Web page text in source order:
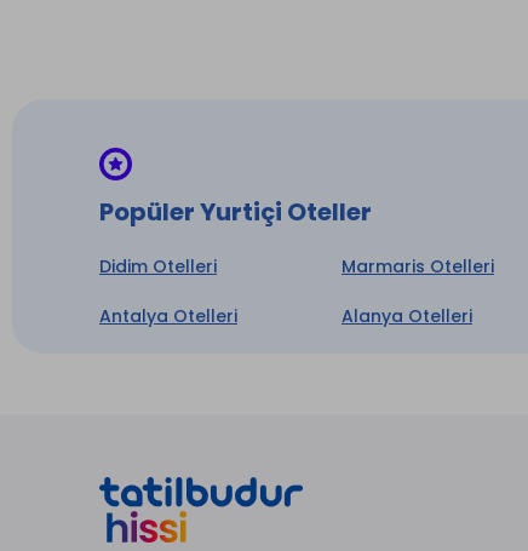
Popüler Yurtiçi Oteller
Didim Otelleri Marmaris Otelleri
Antalya Otelleri Alanya Otelleri